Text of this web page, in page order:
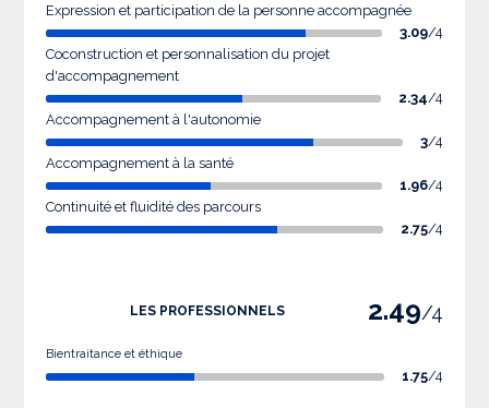
Expression et participation de la personne accompagnée
3.09/4
Coconstruction et personnalisation du projet
d'accompagnement
2.34/4
Accompagnement à l'autonomie
3/4
Accompagnement à la santé
1.96/4
Continuité et fluidité des parcours
2.75/4
LES PROFESSIONNELS 2.49/4
Bientraitance et éthique
1.75/4